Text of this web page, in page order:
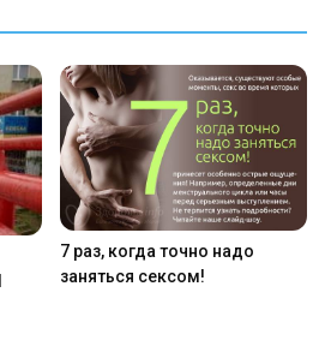
7 раз, когда точно надо
заняться сексом!